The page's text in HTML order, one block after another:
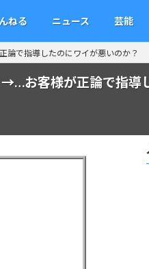
ねる ニュース 芸能
論で指導したのにワイが悪いのか？
お客様が正論で指導